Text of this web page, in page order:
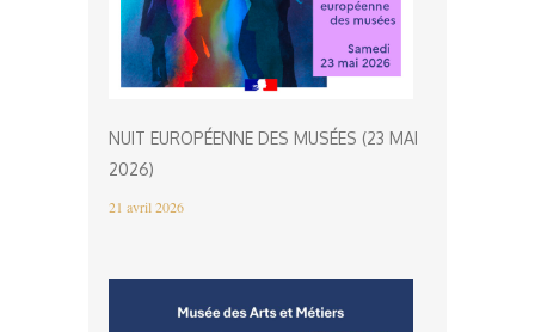
NUIT EUROPÉENNE DES MUSÉES (23 MAI
2026)
21 avril 2026